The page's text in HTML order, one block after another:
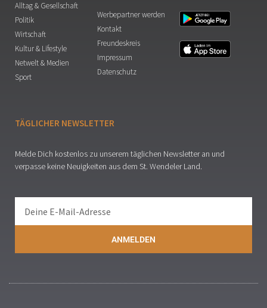
Alltag & Gesellschaft
Politik
Wirtschaft
Kultur & Lifestyle
Netwelt & Medien
Sport
Werbepartner werden
Kontakt
Freundeskreis
Impressum
Datenschutz
TÄGLICHER NEWSLETTER
Melde Dich kostenlos zu unserem täglichen Newsletter an und
verpasse keine Neuigkeiten aus dem St. Wendeler Land.
ANMELDEN